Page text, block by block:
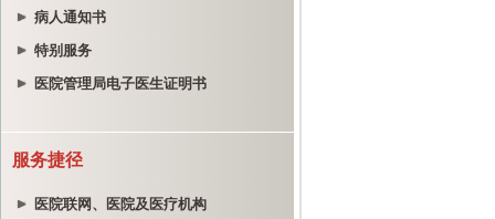
病人通知书
特别服务
医院管理局电子医生证明书
服务捷径
医院联网、医院及医疗机构